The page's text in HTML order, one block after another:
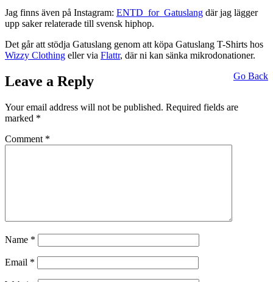
Jag finns även på Instagram: ENTD_for_Gatuslang där jag lägger
upp saker relaterade till svensk hiphop.
Det går att stödja Gatuslang genom att köpa Gatuslang T-Shirts hos
Wizzy Clothing eller via Flattr, där ni kan sänka mikrodonationer.
Go Back
Leave a Reply
Your email address will not be published. Required fields are
marked *
Comment *
Name *
Email *